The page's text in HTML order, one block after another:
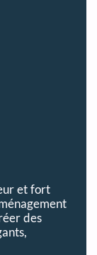
et fort
des